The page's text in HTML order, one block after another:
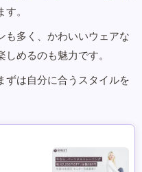
。
も多く、かわいいウェアな
めるのも魅力です。
ずは自分に合うスタイルを